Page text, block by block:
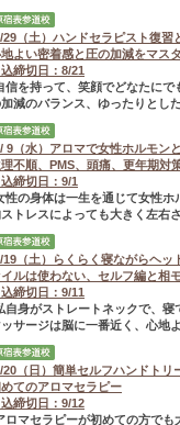
29（土）ハンドセラピスト復習
よい密着感と圧の加減をマス
締切日：8/21
信を持って、笑顔でどなたに
減のバランス、ゆったりとし
9（水）アロマで女性ホルモン
不順、PMS、頭痛、更年期対
締切日：9/1
性の身体は一生を通じて女性
トレスによっても大きく左右
19（土）らくらく寝ながらヘッ
イルは使わない、セルフ編と相
締切日：9/11
自身がストレートネックで、
サージは脳に一番近く、心地
20（日）簡単セルフハンドトリ
てのアロマセラピー
締切日：9/12
ロマセラピーが初めての方で